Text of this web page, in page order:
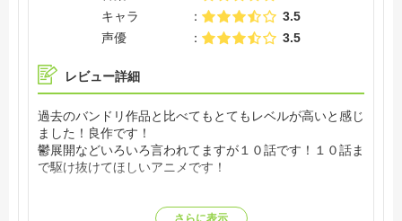
キャラ
3.5
声優
3.5
レビュー詳細
過去のバンドリ作品と比べてもとてもレベルが高いと感じ
ました！良作です！
鬱展開などいろいろ言われてますが１０話です！１０話ま
で駆け抜けてほしいアニメです！
さらに表示